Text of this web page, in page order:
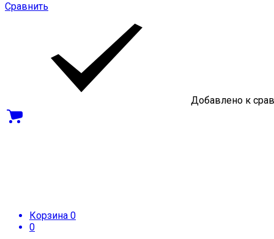
Сравнить
Добавлено к
Корзина 0
0